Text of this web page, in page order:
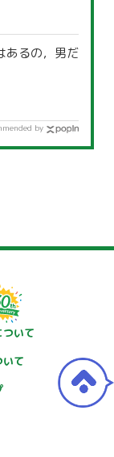
あるの，男だ
by
ついて
いて